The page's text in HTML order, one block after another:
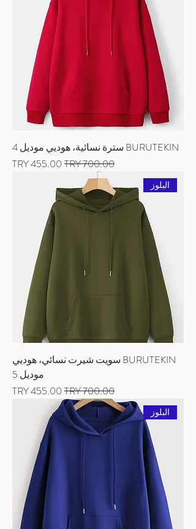
BURUTEKIN سترة نسائية، هوديي موديل 4
سعر عادي
سعر البيع
البلوز
BURUTEKIN سويت شيرت نسائي، هوديي
موديل 5
سعر عادي
سعر البيع
البلوز